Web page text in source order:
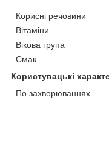
Корисні речовини
Вітаміни
Вікова група
Смак
Користувацькі
По захворюваннях